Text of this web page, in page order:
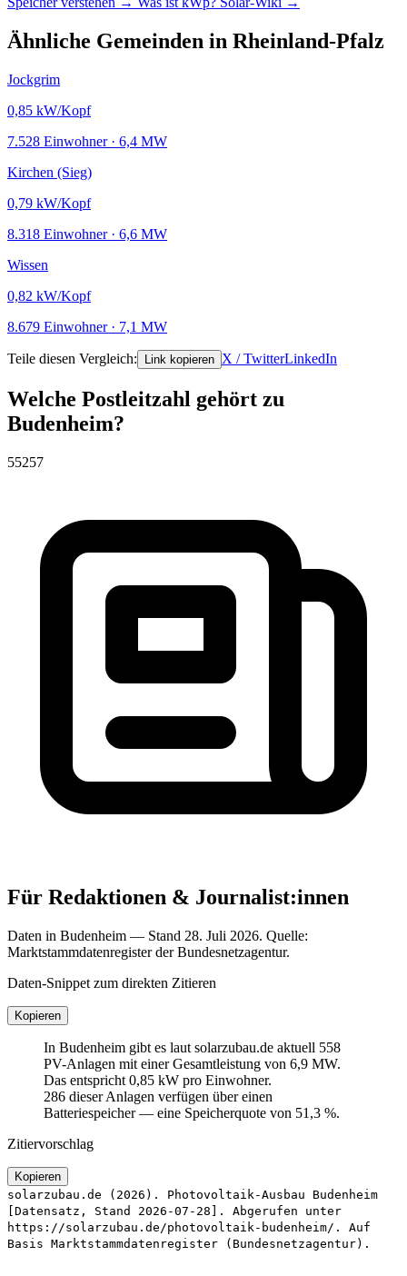
Ähnliche Gemeinden in Rheinland-Pfalz
Jockgrim
0,85 kW/Kopf
7.528 Einwohner · 6,4 MW
Kirchen (Sieg)
0,79 kW/Kopf
8.318 Einwohner · 6,6 MW
Wissen
0,82 kW/Kopf
8.679 Einwohner · 7,1 MW
Teile diesen Vergleich: Link kopieren X / TwitterLinkedIn
Welche Postleitzahl gehört zu
Budenheim?
55257
Für Redaktionen & Journalist:innen
Daten in Budenheim — Stand 28. Juli 2026. Quelle:
Marktstammdatenregister der Bundesnetzagentur.
Daten-Snippet zum direkten Zitieren
Kopieren
In Budenheim gibt es laut solarzubau.de aktuell 558
PV-Anlagen mit einer Gesamtleistung von 6,9 MW.
Das entspricht 0,85 kW pro Einwohner.
286 dieser Anlagen verfügen über einen
Batteriespeicher — eine Speicherquote von 51,3 %.
Zitiervorschlag
Kopieren
solarzubau.de (2026). Photovoltaik-Ausbau Budenheim
[Datensatz, Stand 2026-07-28]. Abgerufen unter
https://solarzubau.de/photovoltaik-budenheim/. Auf
Basis Marktstammdatenregister (Bundesnetzagentur).